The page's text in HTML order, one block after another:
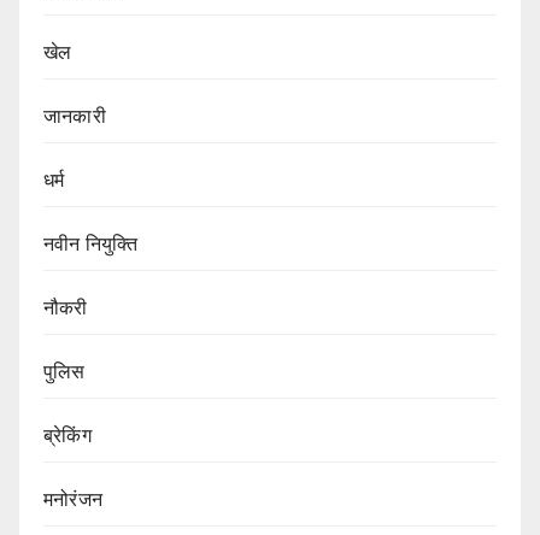
खेल
जानकारी
धर्म
नवीन नियुक्ति
नौकरी
पुलिस
ब्रेकिंग
मनोरंजन